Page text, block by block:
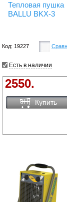
Тепловая пушка
BALLU BKX-3
Код: 19227
Есть в наличии
2550.
Купить